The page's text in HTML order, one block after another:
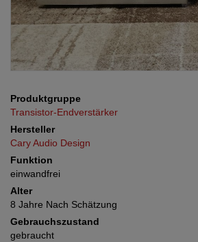
Produktgruppe
Transistor-Endverstärker
Hersteller
Cary Audio Design
Funktion
einwandfrei
Alter
8 Jahre Nach Schätzung
Gebrauchszustand
gebraucht